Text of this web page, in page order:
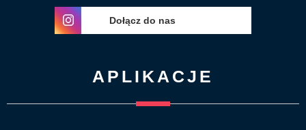
Dołącz do nas
APLIKACJE